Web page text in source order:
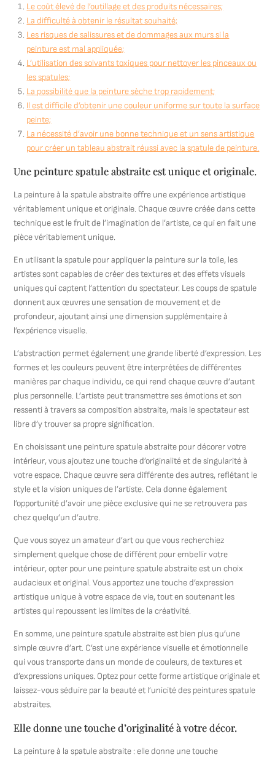
Le coût élevé de l’outillage et des produits nécessaires;
La difficulté à obtenir le résultat souhaité;
Les risques de salissures et de dommages aux murs si la
peinture est mal appliquée;
L’utilisation des solvants toxiques pour nettoyer les pinceaux ou
les spatules;
La possibilité que la peinture sèche trop rapidement;
Il est difficile d’obtenir une couleur uniforme sur toute la surface
peinte;
La nécessité d’avoir une bonne technique et un sens artistique
pour créer un tableau abstrait réussi avec la spatule de peinture.
Une peinture spatule abstraite est unique et originale.
La peinture à la spatule abstraite offre une expérience artistique
véritablement unique et originale. Chaque œuvre créée dans cette
technique est le fruit de l’imagination de l’artiste, ce qui en fait une
pièce véritablement unique.
En utilisant la spatule pour appliquer la peinture sur la toile, les
artistes sont capables de créer des textures et des effets visuels
uniques qui captent l’attention du spectateur. Les coups de spatule
donnent aux œuvres une sensation de mouvement et de
profondeur, ajoutant ainsi une dimension supplémentaire à
l’expérience visuelle.
L’abstraction permet également une grande liberté d’expression. Les
formes et les couleurs peuvent être interprétées de différentes
manières par chaque individu, ce qui rend chaque œuvre d’autant
plus personnelle. L’artiste peut transmettre ses émotions et son
ressenti à travers sa composition abstraite, mais le spectateur est
libre d’y trouver sa propre signification.
En choisissant une peinture spatule abstraite pour décorer votre
intérieur, vous ajoutez une touche d’originalité et de singularité à
votre espace. Chaque œuvre sera différente des autres, reflétant le
style et la vision uniques de l’artiste. Cela donne également
l’opportunité d’avoir une pièce exclusive qui ne se retrouvera pas
chez quelqu’un d’autre.
Que vous soyez un amateur d’art ou que vous recherchiez
simplement quelque chose de différent pour embellir votre
intérieur, opter pour une peinture spatule abstraite est un choix
audacieux et original. Vous apportez une touche d’expression
artistique unique à votre espace de vie, tout en soutenant les
artistes qui repoussent les limites de la créativité.
En somme, une peinture spatule abstraite est bien plus qu’une
simple œuvre d’art. C’est une expérience visuelle et émotionnelle
qui vous transporte dans un monde de couleurs, de textures et
d’expressions uniques. Optez pour cette forme artistique originale et
laissez-vous séduire par la beauté et l’unicité des peintures spatule
abstraites.
Elle donne une touche d’originalité à votre décor.
La peinture à la spatule abstraite : elle donne une touche